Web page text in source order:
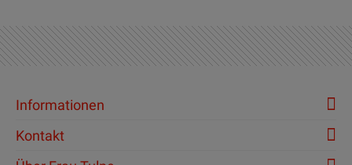
Informationen
Kontakt